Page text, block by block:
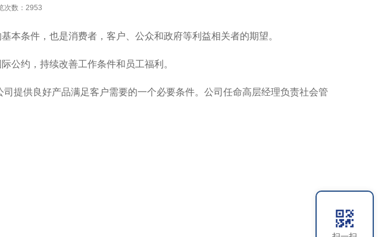
次数：2953
本条件，也是消费者，客户、公众和政府等利益相关者的期望。
公约，持续改善工作条件和员工福利。
提供良好产品满足客户需要的一个必要条件。公司任命高层经理负责社会管